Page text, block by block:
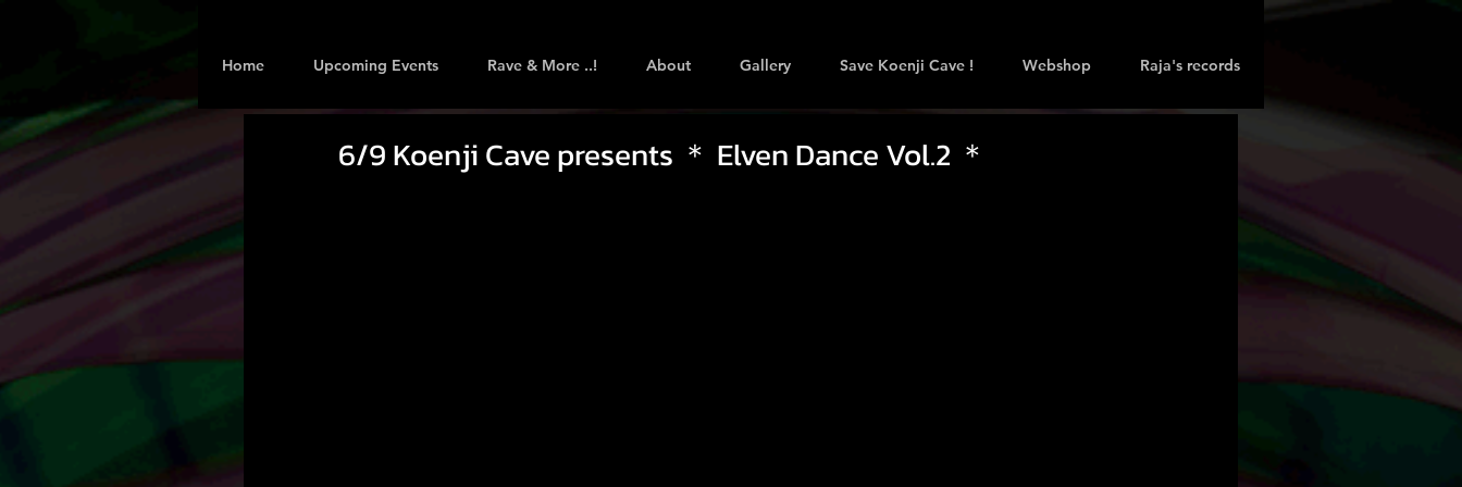
Home Upcoming Events Rave & More ..! About Gallery Save Koenji Cave ! Webshop Raja's records
6/9 Koenji Cave presents ＊ Elven Dance Vol.2 ＊